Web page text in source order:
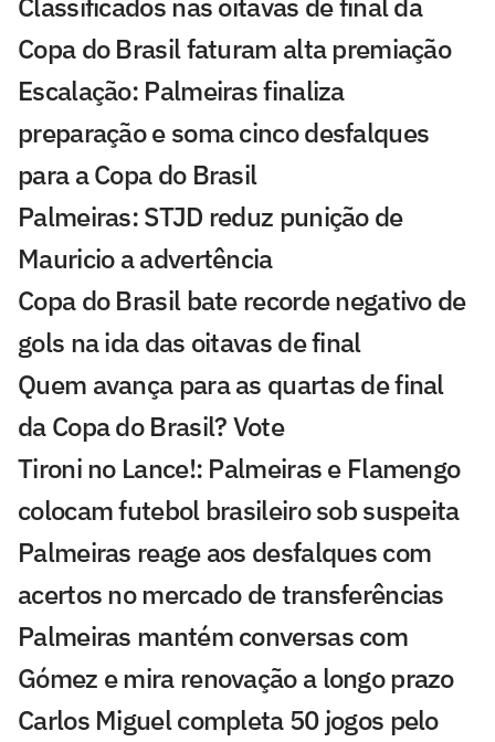
Copa do Brasil faturam alta premiação
Escalação: Palmeiras finaliza
preparação e soma cinco desfalques
para a Copa do Brasil
Palmeiras: STJD reduz punição de
Mauricio a advertência
Copa do Brasil bate recorde negativo de
gols na ida das oitavas de final
Quem avança para as quartas de final
da Copa do Brasil? Vote
Tironi no Lance!: Palmeiras e Flamengo
colocam futebol brasileiro sob suspeita
Palmeiras reage aos desfalques com
acertos no mercado de transferências
Palmeiras mantém conversas com
Gómez e mira renovação a longo prazo
Carlos Miguel completa 50 jogos pelo